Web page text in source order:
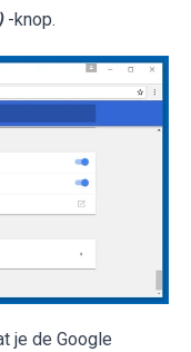
-knop.
je de Google